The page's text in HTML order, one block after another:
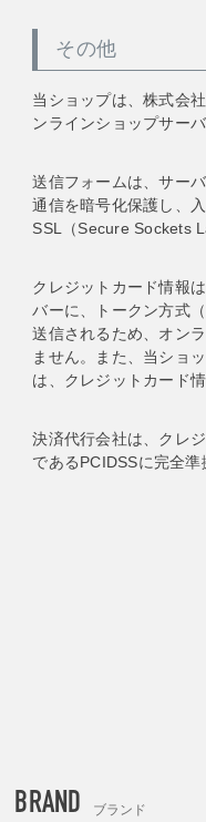
その他
当ショップは、株式会
ンラインショップサー
送信フォームは、サー
通信を暗号化保護し、
SSL（Secure Sockets
クレジットカード情報
バーに、トークン方式
送信されるため、オン
ません。また、当ショ
は、クレジットカード
決済代行会社は、クレ
であるPCIDSSに完全準
BRAND ブランド